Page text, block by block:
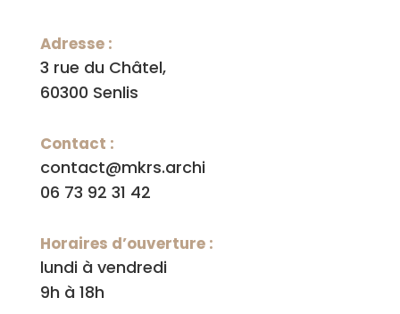
Adresse :
3 rue du Châtel,
60300 Senlis
Contact :
contact@mkrs.archi
06 73 92 31 42
Horaires d’ouverture :
lundi à vendredi
9h à 18h